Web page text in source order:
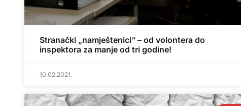
Stranački „namještenici“ – od volontera do
inspektora za manje od tri godine!
10.02.2021.